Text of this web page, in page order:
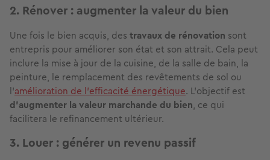
2. Rénover : augmenter la valeur du bien
Une fois le bien acquis, des travaux de rénovation sont
entrepris pour améliorer son état et son attrait. Cela peut
inclure la mise à jour de la cuisine, de la salle de bain, la
peinture, le remplacement des revêtements de sol ou
l'amélioration de l'efficacité énergétique. L'objectif est
d'augmenter la valeur marchande du bien, ce qui
facilitera le refinancement ultérieur.
3. Louer : générer un revenu passif